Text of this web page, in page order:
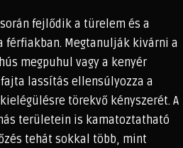
fejlődik a türelem és a
férfiakban. Megtanulják kivárni a
megpuhul vagy a kenyér
lassítás ellensúlyozza a
törekvő kényszerét. A
területein is kamatoztatható
tehát sokkal több, mint